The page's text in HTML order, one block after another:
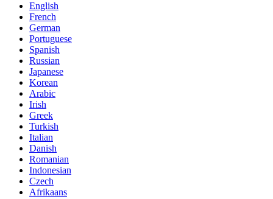
English
French
German
Portuguese
Spanish
Russian
Japanese
Korean
Arabic
Irish
Greek
Turkish
Italian
Danish
Romanian
Indonesian
Czech
Afrikaans